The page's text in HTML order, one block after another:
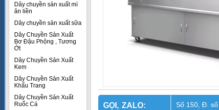
Dây chuyền sản xuất mì
ăn liền
Dây chuyền sản xuất sữa
Dây Chuyền Sản Xuất
Bơ Đậu Phộng , Tương
Ớt
Dây Chuyền Sản Xuất
Kem
Dây Chuyền Sản Xuất
Khẩu Trang
Dây Chuyền Sản Xuất
Ruốc Cá
GỌI, ZALO:
Số 150, Đ.